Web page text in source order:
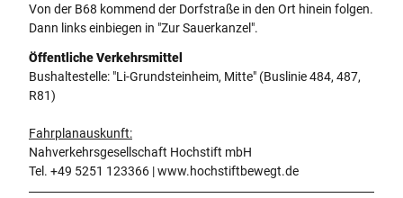
Von der B68 kommend der Dorfstraße in den Ort hinein folgen.
Dann links einbiegen in "Zur Sauerkanzel".
Öffentliche Verkehrsmittel
Bushaltestelle: "Li-Grundsteinheim, Mitte" (Buslinie 484, 487,
R81)
Fahrplanauskunft:
Nahverkehrsgesellschaft Hochstift mbH
Tel. +49 5251 123366 | www.hochstiftbewegt.de